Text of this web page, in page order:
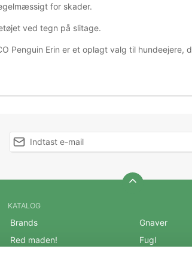
for skader.
ved tegn på slitage.
Penguin Erin er et oplagt valg til
KATALOG
Brands
Red maden!
Gnaver
Fugl